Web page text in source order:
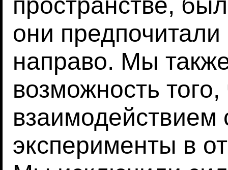
они предпочитали
направо. Мы
возможность
взаимодействием
эксперименты в